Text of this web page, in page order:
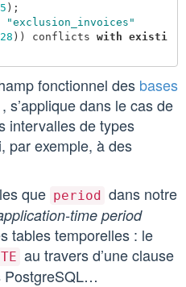
5 );
"exclusion_invoices"
28 )) conflicts with
existi
fonctionnel des bases
, s’applique dans le cas de
intervalles de types
par exemple, à des
que period dans notre
time period
tables temporelles : le
au travers d’une clause
PostgreSQL…